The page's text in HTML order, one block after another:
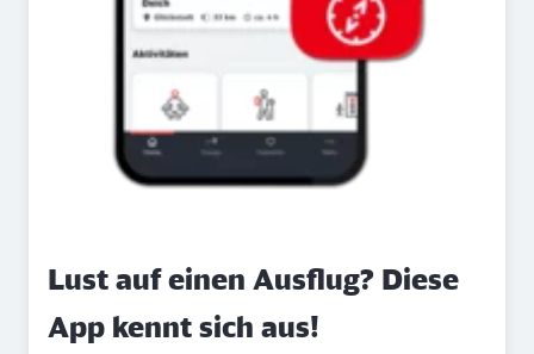
Lust auf einen Ausflug? Diese
App kennt sich aus!